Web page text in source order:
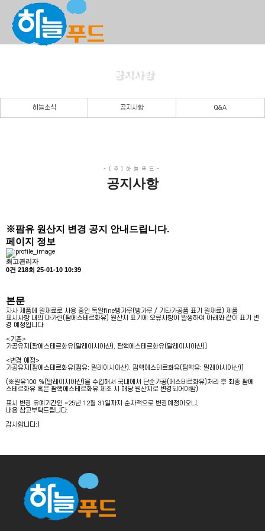
공지사항
하늘소식 공지사항 Q&A
공지사항
※팜유 원산지 변경 공지 안내드립니다.
페이지 정보
최고관리자
0건 218회 25-01-10 10:39
본문
자사 제품에 원재료로 사용 중인 독일fine빵가루(빵가루 / 기타가공품 표기 원재료) 제품
표시사항 내의 마가린(팜에스테르화유) 원산지 표기에 오류사항이 발생하여 아래와 같이 표기 변
경 예정입니다.
<기존>
가공유지[팜에스테르화유(말레이시아산), 팜핵에스테르화유(말레이시아산)]
<변경 예정>
가공유지[팜에스테르화유(팜유: 말레이시아산). 팜핵에스테르화유(팜핵유: 말레이시아산)]
(※원유100 %(말레이시아산)을 수입해서 국내에서 단순가공(에스테르화유)처리 후 최종 팜에
스테르화유 혹은 팜핵에스테르화유 제조 시 해당 원산지로 변경되어야함)
표시 변경 유예기간인 ~25년 12월 31일까지 순차적으로 변경예정이오니,
내용 참고부탁드립니다.
감사합니다:)